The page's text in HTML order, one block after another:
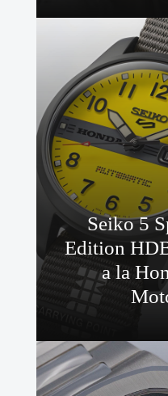
Seiko 5
Edition
a la